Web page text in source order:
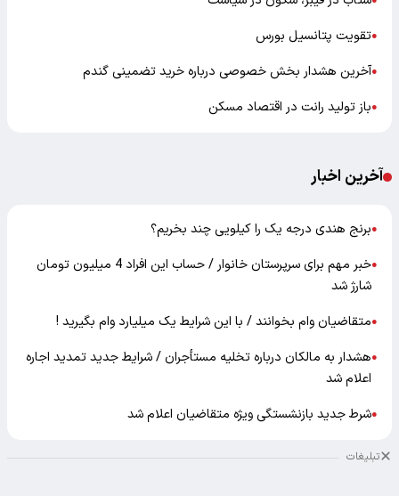
●تقویت پتانسیل بورس
●آخرین هشدار بخش خصوصی درباره خرید تضمینی گندم
●باز تولید رانت در اقتصاد مسکن
آخرین اخبار
●برنج هندی درجه یک را کیلویی چند بخریم؟
●
خبر مهم برای سرپرستان خانوار / حساب این افراد 4 میلیون تومان
شارژ شد
●متقاضیان وام بخوانند / با این شرایط یک میلیارد وام بگیرید !
●هشدار به مالکان درباره تخلیه مستأجران / شرایط جدید تمدید اجاره
اعلام شد
●شرط جدید بازنشستگی ویژه متقاضیان اعلام شد
تبلیغات